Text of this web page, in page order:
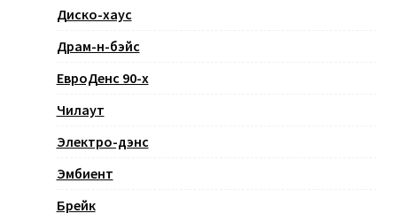
Диско-хаус
Драм-н-бэйс
ЕвроДенс 90-х
Чилаут
Электро-дэнс
Эмбиент
Брейк